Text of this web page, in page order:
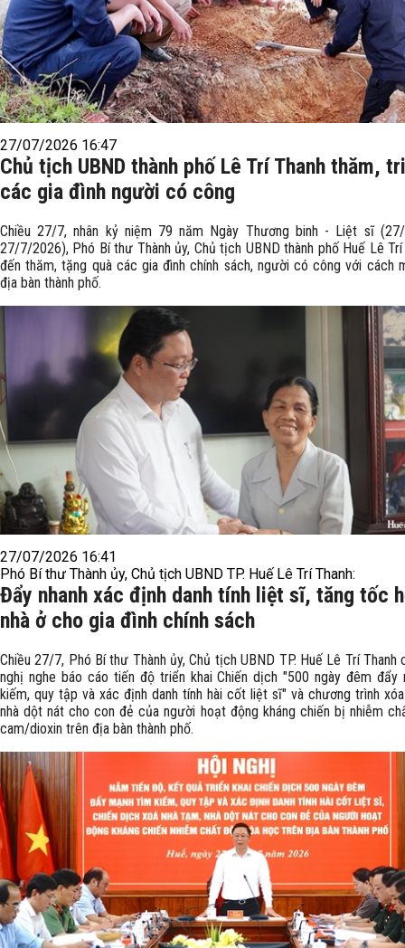
27/07/2026 16:47
Chủ tịch UBND thành phố Lê Trí Thanh thăm,
các gia đình người có công
Chiều 27/7, nhân kỷ niệm 79 năm Ngày Thương binh - Liệt sĩ
27/7/2026), Phó Bí thư Thành ủy, Chủ tịch UBND thành phố Huế Lê Trí
đến thăm, tặng quà các gia đình chính sách, người có công với cách
địa bàn thành phố.
27/07/2026 16:41
Phó Bí thư Thành ủy, Chủ tịch UBND TP. Huế Lê Trí Thanh:
Đẩy nhanh xác định danh tính liệt sĩ, tăng tốc
nhà ở cho gia đình chính sách
Chiều 27/7, Phó Bí thư Thành ủy, Chủ tịch UBND TP. Huế Lê Trí Thanh
nghị nghe báo cáo tiến độ triển khai Chiến dịch "500 ngày đêm đẩy
kiếm, quy tập và xác định danh tính hài cốt liệt sĩ" và chương trình
nhà dột nát cho con đẻ của người hoạt động kháng chiến bị nhiễm
cam/dioxin trên địa bàn thành phố.